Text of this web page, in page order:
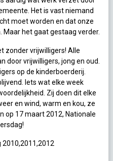
Het is vast niemand
moet worden en dat onze
Maar het gaat gestaag verder.
zonder vrijwilligers! Alle
door vrijwilligers, jong en oud.
op de kinderboerderij.
Iets wat elke week
Zij doen dit elke
en wind, warm en kou, ze
op 17 maart 2012, Nationale
2010,2011,2012